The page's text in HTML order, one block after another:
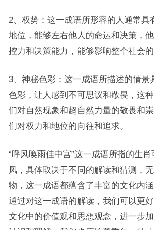
2、权势：这一成语所形容的人通常具
地位，能够左右他人的命运和决策，
控力和决策能力，能够影响整个社会的
3、神秘色彩：这一成语所描述的情景
色彩，让人感到不可思议和敬畏，这
们对自然现象和超自然力量的敬畏和
们对权力和地位的向往和追求。
“呼风唤雨佳中宫”这一成语所指的生
凤，具体取决于不同的解读和猜测，
物，这一成语都蕴含了丰富的文化内
通过对这一成语的解读，我们可以更
文化中的价值观和思想观念，进一步